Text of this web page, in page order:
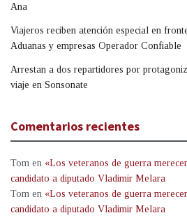
Ana
Viajeros reciben atención especial en
Aduanas y empresas Operador Confiable
Arrestan a dos repartidores por
viaje en Sonsonate
Comentarios recientes
Tom en «Los veteranos de guerra
candidato a diputado Vladimir Melara
Tom en «Los veteranos de guerra
candidato a diputado Vladimir Melara